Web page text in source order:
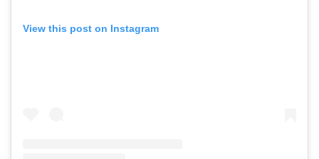
View this post on Instagram